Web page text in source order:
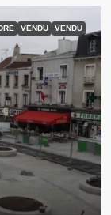
VENDU VENDU